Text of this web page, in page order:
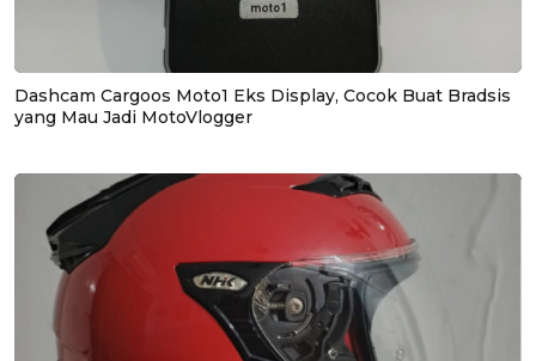
Dashcam Cargoos Moto1 Eks Display, Cocok Buat Bradsis
yang Mau Jadi MotoVlogger